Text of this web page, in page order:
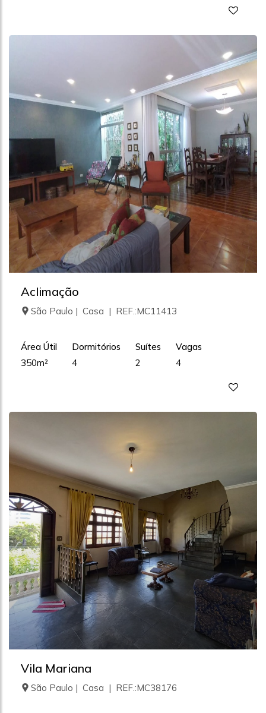
Aclimação
São Paulo | Casa | REF.:MC11413
Área Útil
350m²
Dormitórios
4
Suítes
2
Vagas
4
Vila Mariana
São Paulo | Casa | REF.:MC38176